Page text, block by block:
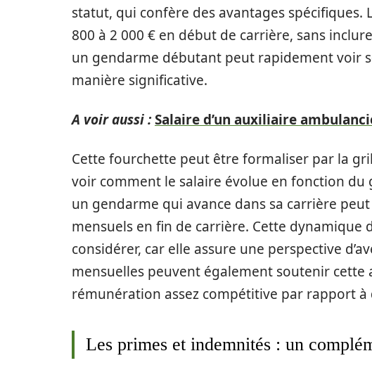
statut, qui confère des avantages spécifiques.
800 à 2 000 € en début de carrière, sans
un gendarme débutant peut rapidement voir
manière significative.
A voir aussi :Salaire d’un auxiliaire
Cette fourchette peut être formaliser par la
voir comment le salaire évolue en fonction du
un gendarme qui avance dans sa carrière
mensuels en fin de carrière. Cette dynamique
considérer, car elle assure une perspective
mensuelles peuvent également soutenir
rémunération assez compétitive par rapport à
Les primes et indemnités : un